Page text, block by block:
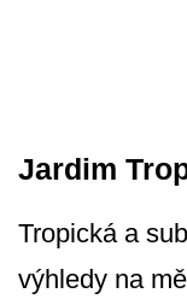
Jardim
Tropická a
výhledy na